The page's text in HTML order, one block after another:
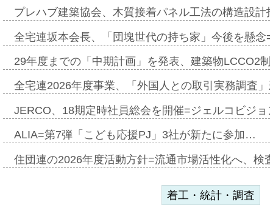
プレハブ建築協会、木質接着パネル工法の構造設
全宅連坂本会長、「団塊世代の持ち家」今後を懸
29年度までの「中期計画」を発表、建築物LCCO2
全宅連2026年度事業、「外国人との取引実務調査
JERCO、18期定時社員総会を開催=ジェルコビジ
ALIA=第7弾「こども応援PJ」3社が新たに参加…
住団連の2026年度活動方針=流通市場活性化へ、検
着工・統計・調査